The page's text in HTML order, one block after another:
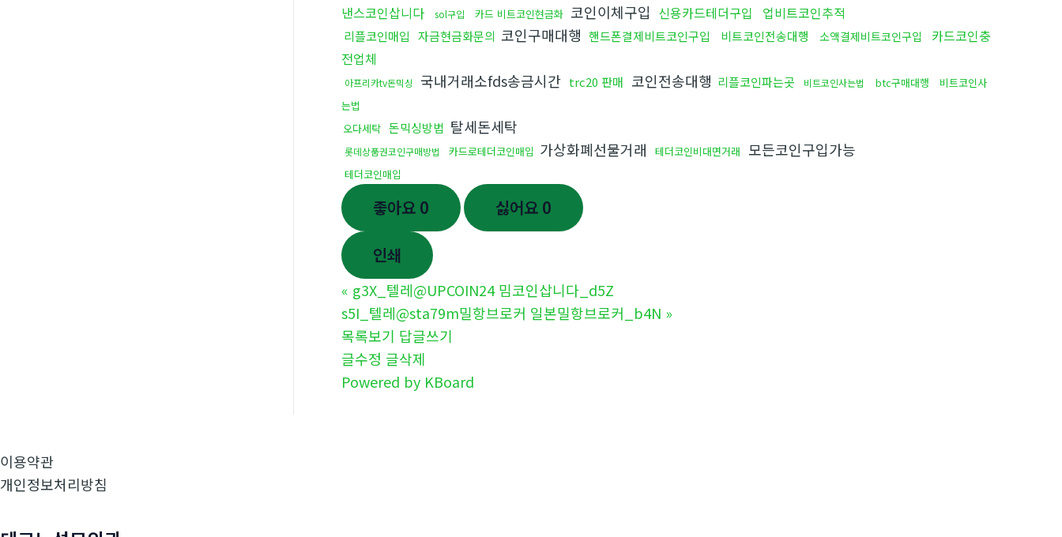
낸스코인삽니다
sol구입 카드 비트코인현금화 코인이체구입 신용카드테더구입 업비트코인추적
리플코인매입 자금현금화문의 코인구매대행 핸드폰결제비트코인구입 비트코인전송대행 소액결제비트코인구입
카드코인충
전업체
아프리카tv돈믹싱 국내거래소fds송금시간 trc20 판매 코인전송대행 리플코인파는곳 비트코인사는법 btc구매대행
비트코인사
는법
오다세탁 돈믹싱방법 탈세돈세탁
롯데상품권코인구매방법 카드로테더코인매입 가상화폐선물거래 테더코인비대면거래 모든코인구입가능
테더코인매입
좋아요 0 싫어요 0
인쇄
« g3X_텔레@UPCOIN24 밈코인삽니다_d5Z
s5I_텔레@sta79m밀항브로커 일본밀항브로커_b4N »
목록보기 답글쓰기
글수정 글삭제
Powered by KBoard
이용약관
개인정보처리방침